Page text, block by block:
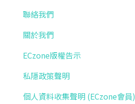
聯絡我們
關於我們
ECzone版權告示
私隱政策聲明
個人資料收集聲明 (ECzone會員)